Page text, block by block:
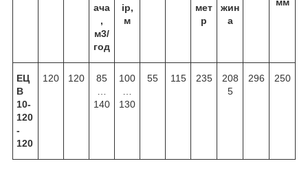
ача
,
м3/
год
ір,
м
мет
р
жин
а
ЕЦ
В
10-
120
-
120
120 120
85
140
100
130
55 115 235
208
5
296 250